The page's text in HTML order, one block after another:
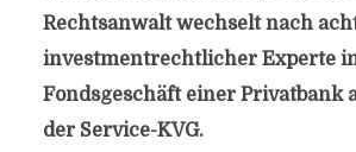
Rechtsanwalt wechselt nach
investmentrechtlicher Experte
Fondsgeschäft einer Privatbank
der Service-KVG.